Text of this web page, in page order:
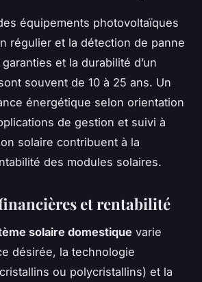
équipements photovoltaïques
régulier et la détection de panne
et la durabilité d’un
souvent de 10 à 25 ans. Un
énergétique selon orientation
de gestion et suivi à
solaire contribuent à la
des modules solaires.
et rentabilité
solaire domestique varie
désirée, la technologie
ou polycristallins) et la